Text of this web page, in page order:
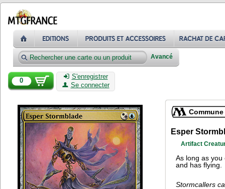
Avancé
0
S'enregistrer
Se connecter
Commune
Esper
Artifact
As long as
and has flying.
Stormcallers